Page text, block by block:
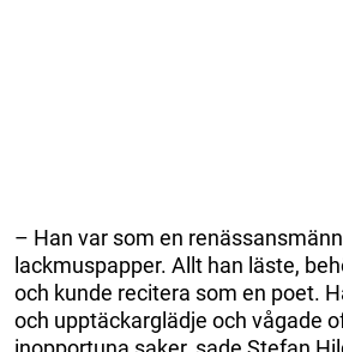
– Han var som en
lackmuspapper. Allt han läste,
och kunde recitera som en poet.
och upptäckarglädje och vågade